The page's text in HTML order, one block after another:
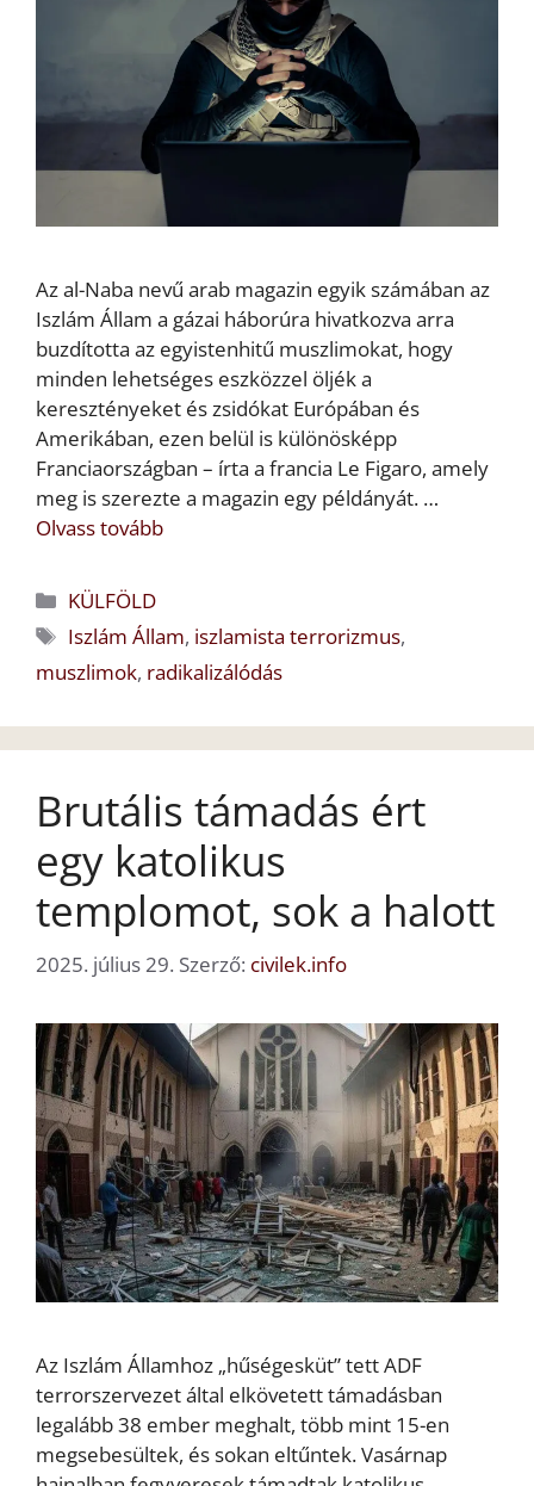
Az al-Naba nevű arab magazin egyik számában az
Iszlám Állam a gázai háborúra hivatkozva arra
buzdította az egyistenhitű muszlimokat, hogy
minden lehetséges eszközzel öljék a
keresztényeket és zsidókat Európában és
Amerikában, ezen belül is különösképp
Franciaországban – írta a francia Le Figaro, amely
meg is szerezte a magazin egy példányát. …
Olvass tovább
Kategória
KÜLFÖLD
Címkék
Iszlám Állam, iszlamista terrorizmus,
muszlimok, radikalizálódás
Brutális támadás ért
egy katolikus
templomot, sok a halott
2025. július 29. Szerző: civilek.info
Az Iszlám Államhoz „hűségesküt” tett ADF
terrorszervezet által elkövetett támadásban
legalább 38 ember meghalt, több mint 15-en
megsebesültek, és sokan eltűntek. Vasárnap